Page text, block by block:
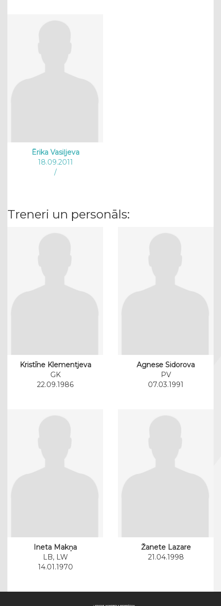
Ērika Vasiļjeva
18.09.2011
/
Treneri un personāls:
Kristīne Klementjeva
GK
22.09.1986
Agnese Sidorova
PV
07.03.1991
Ineta Makņa
LB, LW
14.01.1970
Žanete Lazare
21.04.1998